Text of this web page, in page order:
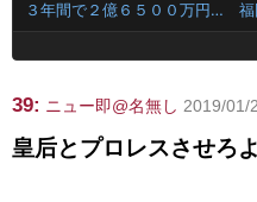
３年間で２億６５００万円…
39: ニュー即@名無し 2019/01/
皇后とプロレスさせろよ